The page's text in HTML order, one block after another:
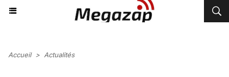
Accueil > Actualités